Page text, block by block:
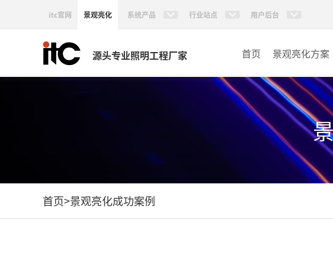
itc官网 景观亮化 系统产品 行业站点 用户后台
源头专业照明工程厂家 首页 景观亮化方案
首页>景观亮化成功案例